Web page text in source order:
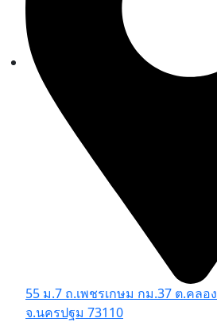
55 ม.7 ถ.เพชรเกษม กม.37 ต.คล
จ.นครปฐม 73110